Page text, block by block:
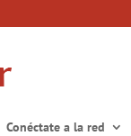
Conéctate a la red